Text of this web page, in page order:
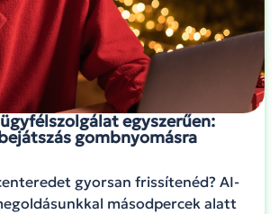
egyszerűen:
gombnyomásra
gyorsan frissítenéd? AI-
másodpercek alatt